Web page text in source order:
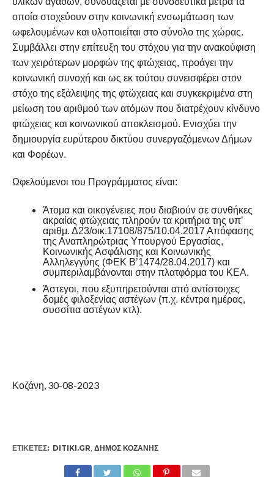
οποία στοχεύουν στην κοινωνική ενσωμάτωση των
ωφελουμένων και υλοποιείται στο σύνολο της χώρας.
Συμβάλλει στην επίτευξη του στόχου για την ανακούφιση
των χειρότερων μορφών της φτώχειας, προάγει την
κοινωνική συνοχή και ως εκ τούτου συνεισφέρει στον
στόχο της εξάλειψης της φτώχειας και συγκεκριμένα στη
μείωση του αριθμού των ατόμων που διατρέχουν κίνδυνο
φτώχειας και κοινωνικού αποκλεισμού. Ενισχύει την
δημιουργία ευρύτερου δικτύου συνεργαζόμενων Δήμων
και Φορέων.
Ωφελούμενοι του Προγράμματος είναι:
Άτομα και οικογένειες που διαβιούν σε συνθήκες
ακραίας φτώχειας πληρούν τα κριτήρια της υπ’
αριθμ. Δ23/οικ.17108/875/10.04.2017 Απόφασης
της Αναπληρώτριας Υπουργού Εργασίας,
Κοινωνικής Ασφάλισης και Κοινωνικής
Αλληλεγγύης (ΦΕΚ Β’1474/28.04.2017) και
συμπεριλαμβάνονται στην πλατφόρμα του ΚΕΑ.
Άστεγοι, που εξυπηρετούνται από αντίστοιχες
δομές φιλοξενίας αστέγων (π.χ. κέντρα ημέρας,
συσσίτια αστέγων κτλ).
Κοζάνη, 30-08-2023
ΕΤΙΚΕΤΕΣ: DITIKI.GR, ΔΉΜΟΣ ΚΟΖΆΝΗΣ